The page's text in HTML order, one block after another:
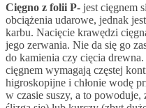
Cięgno z folii P- jest cięgnem
obciążenia udarowe, jednak
karbu. Nacięcie krawędzi
jego zerwania. Nie da się go
do kamienia czy cięcia drewna.
cięgnem wymagają częstej
higroskopijne i chłonie wodę
w czasie suszy, a to powoduje,